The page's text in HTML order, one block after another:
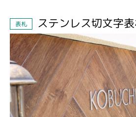
表札 ステンレス切文字